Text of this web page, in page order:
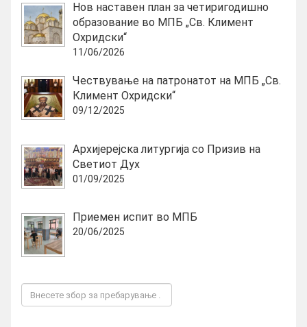
Нов наставен план за четиригодишно
образование во МПБ „Св. Климент
Охридски“
11/06/2026
Чествување на патронатот на МПБ „Св.
Климент Охридски“
09/12/2025
Архијерејска литургија со Призив на
Светиот Дух
01/09/2025
Приемен испит во МПБ
20/06/2025